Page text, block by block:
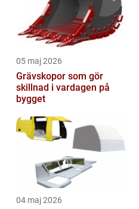
05 maj 2026
Grävskopor som gör
skillnad i vardagen på
bygget
04 maj 2026